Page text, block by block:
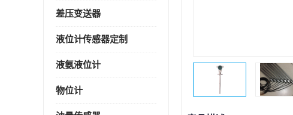
差压变送器
液位计传感器定制
液氨液位计
物位计